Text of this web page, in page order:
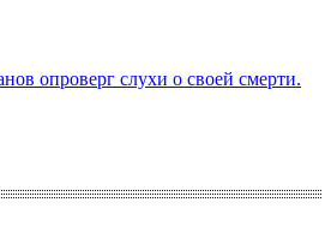
опроверг слухи о своей смерти.